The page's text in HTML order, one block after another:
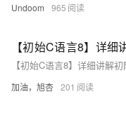
Undoom 965
【初始C语言8】详
【初始C语言8】详细讲解
加油，旭杏 201